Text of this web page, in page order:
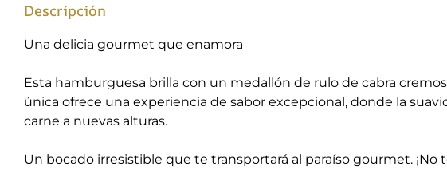
Descripción
Una delicia gourmet que enamora
Esta hamburguesa brilla con un medallón de rulo de cabra
única ofrece una experiencia de sabor excepcional, donde la
carne a nuevas alturas.
Un bocado irresistible que te transportará al paraíso gourmet. ¡No